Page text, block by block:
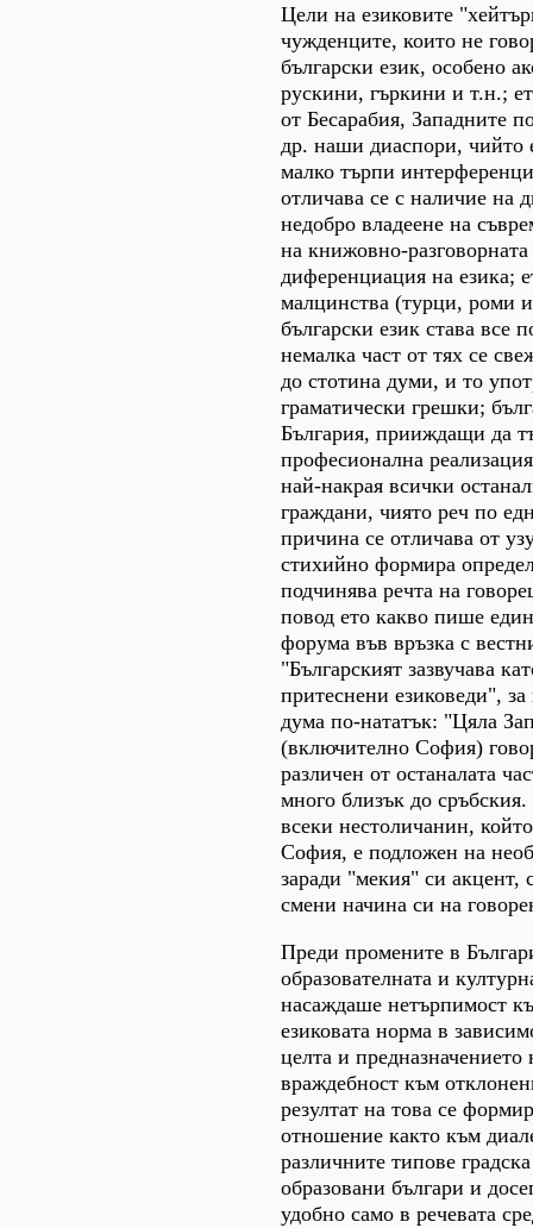
Цели на езиковите
чужденците, които не
български език, особено
рускини, гъркини и т.н.;
от Бесарабия, Западните
др. наши диаспори, чийто
малко търпи
отличава се с наличие на
недобро владеене на
на книжовно-
диференциация на езика;
малцинства (турци, роми
български език става все
немалка част от тях се
до стотина думи, и то
граматически грешки;
България, прииждащи да
професионална
най-накрая всички
граждани, чиято реч по
причина се отличава от
стихийно формира
подчинява речта на
повод ето какво пише
форума във връзка с
"Българският зазвучава
притеснени езиковеди",
дума по-нататък: "Цяла
(включително София)
различен от останалата
много близък до
всеки нестоличанин,
София, е подложен на
заради "мекия" си акцент,
смени начина си на
Преди промените в
образователната и
насаждаше нетърпимост
езиковата норма в
целта и предназначението
враждебност към
резултат на това се
отношение както към
различните типове
образовани българи и
удобно само в речевата